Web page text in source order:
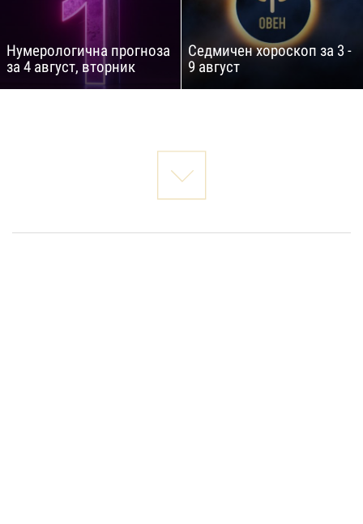
Нумерологична прогноза
за 4 август, вторник
Седмичен хороскоп за 3 -
9 август